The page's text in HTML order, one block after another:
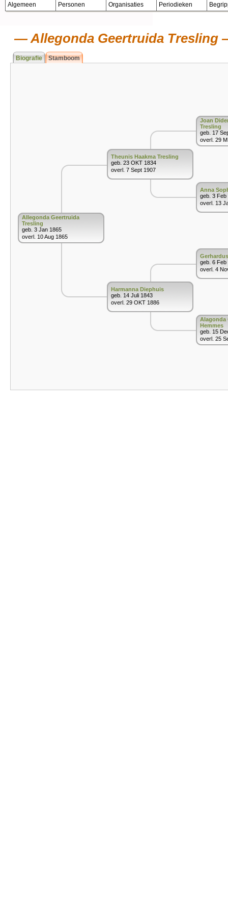
Algemeen Personen Organisaties Periodieken
Allegonda Geertruida Tresling
Biografie Stamboom
Allegonda Geertruida
Tresling
geb. 3 Jan 1865
overl. 10 Aug 1865
Theunis Haakma Tresling
geb. 23 OKT 1834
overl. 7 Sept 1907
Harmanna Diephuis
geb. 14 Juli 1843
overl. 29 OKT 1886
Joan
Tresling
geb. 17
overl. 29
Anna
geb. 3 Feb
overl. 13
geb. 6 Feb
overl. 4
Alagonda
Hemmes
geb. 15
overl. 25